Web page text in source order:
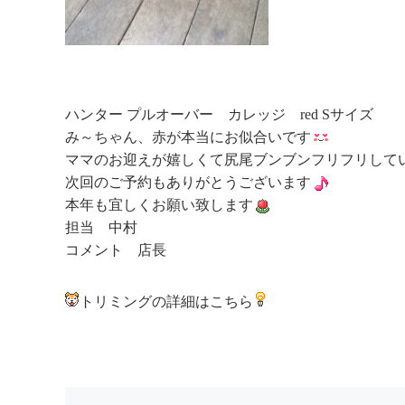
ハンター プルオーバー カレッジ red Sサイズ
み～ちゃん、赤が本当にお似合いです
ママのお迎えが嬉しくて尻尾ブンブンフリフリして
次回のご予約もありがとうございます
本年も宜しくお願い致します
担当 中村
コメント 店長
トリミングの詳細はこちら